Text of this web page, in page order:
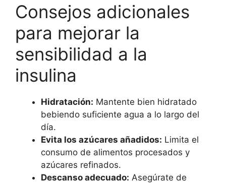
Consejos adicionales
para mejorar la
sensibilidad a la
insulina
Hidratación: Mantente bien hidratado
bebiendo suficiente agua a lo largo del
día.
Evita los azúcares añadidos: Limita el
consumo de alimentos procesados y
azúcares refinados.
Descanso adecuado: Asegúrate de